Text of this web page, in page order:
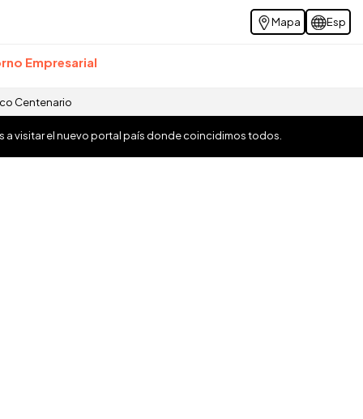
Mapa Esp
Empresarial
Centenario
a visitar el nuevo portal país donde coincidimos todos.